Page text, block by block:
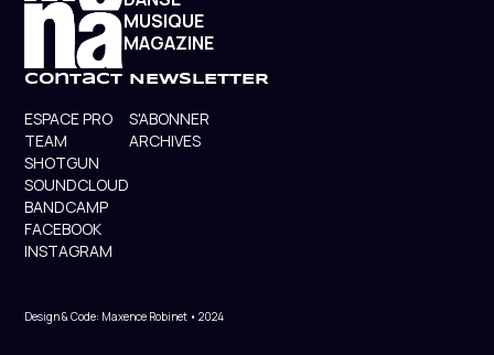
MUSIQUE
MAGAZINE
contact
ESPACE PRO
TEAM
SHOTGUN
SOUNDCLOUD
BANDCAMP
FACEBOOK
INSTAGRAM
NEWSLETTER
S'ABONNER
ARCHIVES
Design & Code: Maxence Robinet • 2024